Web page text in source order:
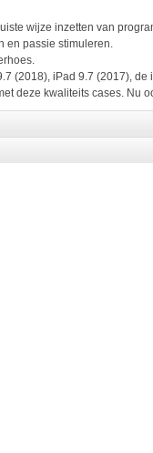
wijze inzetten van
en passie stimuleren.
(2018), iPad 9.7 (2017), de
deze kwaliteits cases. Nu